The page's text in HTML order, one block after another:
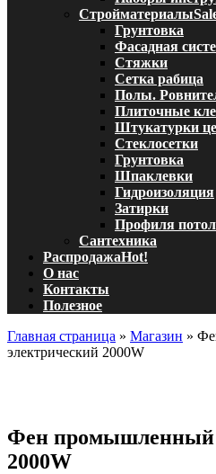
Стройматериалы
Грунтовка
Фасадная
Стяжки
Сетка рабица
Полы.
Плиточные
Штукатурки
Стеклосетки
Грунтовка
Шпаклевки
Гидроизоляция
Затирки
Профиля
Сантехника
РаспродажаHot!
О нас
Контакты
Полезное
Главная страница » Магазин »
электрический 2000W
Фен промышленный
2000W